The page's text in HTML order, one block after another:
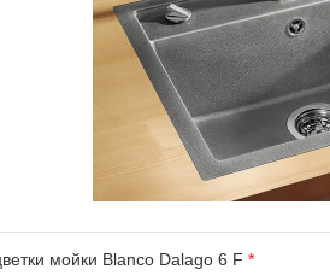
мойки Blanco Dalago 6 F